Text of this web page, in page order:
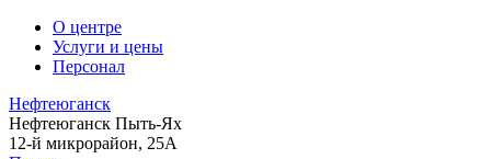
О центре
Услуги и цены
Персонал
Нефтеюганск
Нефтеюганск Пыть-Ях
12-й микрорайон, 25А